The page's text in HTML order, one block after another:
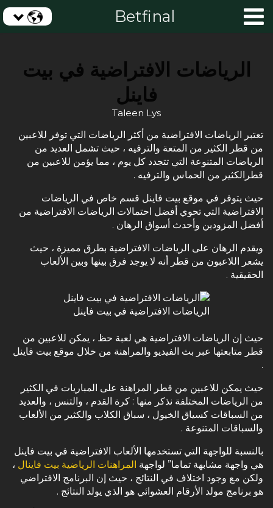
Betfinal
الرياضات الافتراضية في بيت
فاينل
Taleen Lys
تعتبر الرياضات الافتراضية من أكثر الرياضات التي توفر للاعبين
من قطر الكثير من المتعة والترفيه ، حيث تشمل العديد من
الرياضات المتنوعة التي تتجدد كل يوم ، مما يؤمن للاعبين من
قطرالكثير من الحماس والترفيه .
حيث يتوفر في موقع بيت فاينل قسم خاص في الرياضات
الافتراضية التي تحوي أفضل احتمالات الرياضات الافتراضية من
أفضل المزودين وأحدث أسواق الرهان .
ويقدم الرهان على الرياضات الافتراضية بطرق مميزة ، حيث
يشعر اللاعبون من قطر أنه لا يوجد فرق بينها وبين الألعاب
الحقيقية .
الرياضات الافتراضية في بيت فاينل
حيث إن الرياضات الافتراضية هي لعبة حظ ، يمكن للاعبين من
قطر متابعتها عبر بث الفيديو والمراهنة من خلال موقع بيت فاينل
.
حيث يمكن للاعبين من قطر المراهنة على المباريات في الكثير
من الرياضات المختلفة نذكر منها : كرة القدم ، والتنس ، والعديد
من السباقات كسياق الخيول ، سباق الكلاب والكثير من الألعاب
والسباقات المتنوعة .
بالنسبة للواجهة التي تستخدمها الألعاب الافتراضية في بيت فاينل
هي واجهة مشابهة تماما” لواجهة المراهنات الرياضية بيت فاينال ،
ولكن مع وجود اختلاف في النتائج ، حيث إن البرنامج الافتراضي
هو برنامج مولد الأرقام العشوائي هو الذي يولد النتائج .